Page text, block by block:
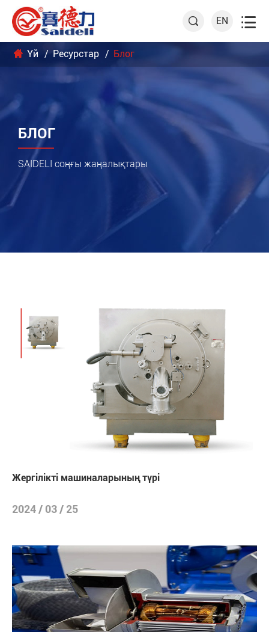
 EN 
Үй Ресурстар Блог
БЛОГ
SAIDELI соңғы жаңалықтары
Жергілікті машиналарының түрі
2024 / 03 / 25